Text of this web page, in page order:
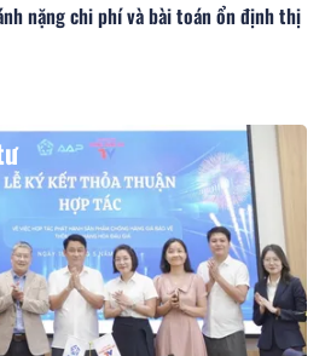
nặng chi phí và bài toán ổn định thị